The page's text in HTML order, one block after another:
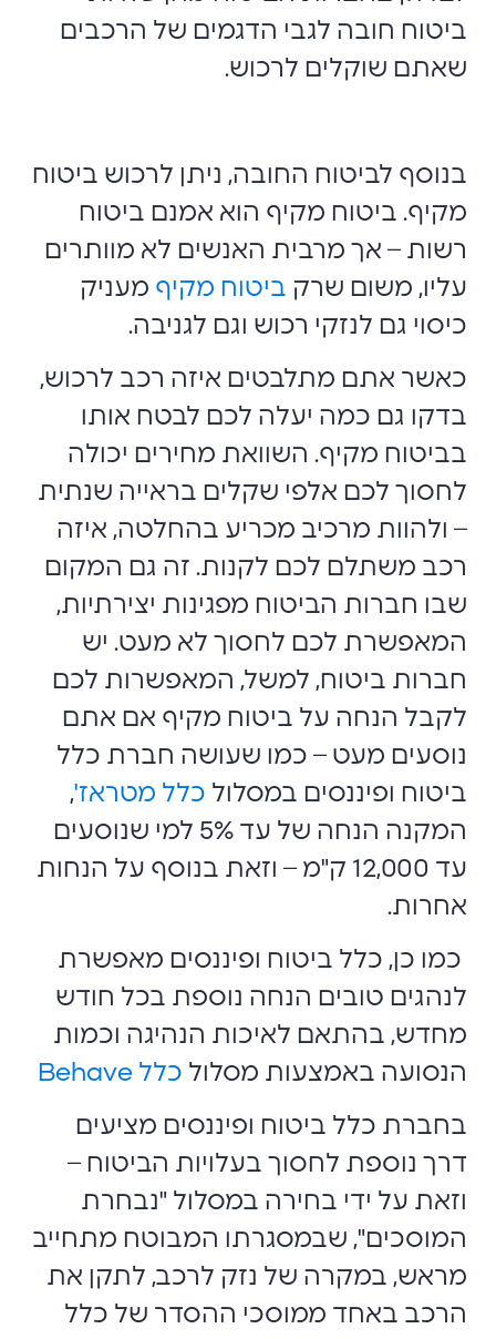
ביטוח חובה לגבי הדגמים של הרכבים
שאתם שוקלים לרכוש.
בנוסף לביטוח החובה, ניתן לרכוש ביטוח
מקיף. ביטוח מקיף הוא אמנם ביטוח
רשות – אך מרבית האנשים לא מוותרים
עליו, משום שרק ביטוח מקיף מעניק
כיסוי גם לנזקי רכוש וגם לגניבה.
כאשר אתם מתלבטים איזה רכב לרכוש,
בדקו גם כמה יעלה לכם לבטח אותו
בביטוח מקיף. השוואת מחירים יכולה
לחסוך לכם אלפי שקלים בראייה שנתית
– ולהוות מרכיב מכריע בהחלטה, איזה
רכב משתלם לכם לקנות. זה גם המקום
שבו חברות הביטוח מפגינות יצירתיות,
המאפשרת לכם לחסוך לא מעט. יש
חברות ביטוח, למשל, המאפשרות לכם
לקבל הנחה על ביטוח מקיף אם אתם
נוסעים מעט – כמו שעושה חברת כלל
ביטוח ופיננסים במסלול כלל מטראז',
המקנה הנחה של עד 5% למי שנוסעים
עד 12,000 ק"מ – וזאת בנוסף על הנחות
אחרות.
כמו כן, כלל ביטוח ופיננסים מאפשרת
לנהגים טובים הנחה נוספת בכל חודש
מחדש, בהתאם לאיכות הנהיגה וכמות
הנסועה באמצעות מסלול כלל Behave
בחברת כלל ביטוח ופיננסים מציעים
דרך נוספת לחסוך בעלויות הביטוח –
וזאת על ידי בחירה במסלול "נבחרת
המוסכים", שבמסגרתו המבוטח מתחייב
מראש, במקרה של נזק לרכב, לתקן את
הרכב באחד ממוסכי ההסדר של כלל